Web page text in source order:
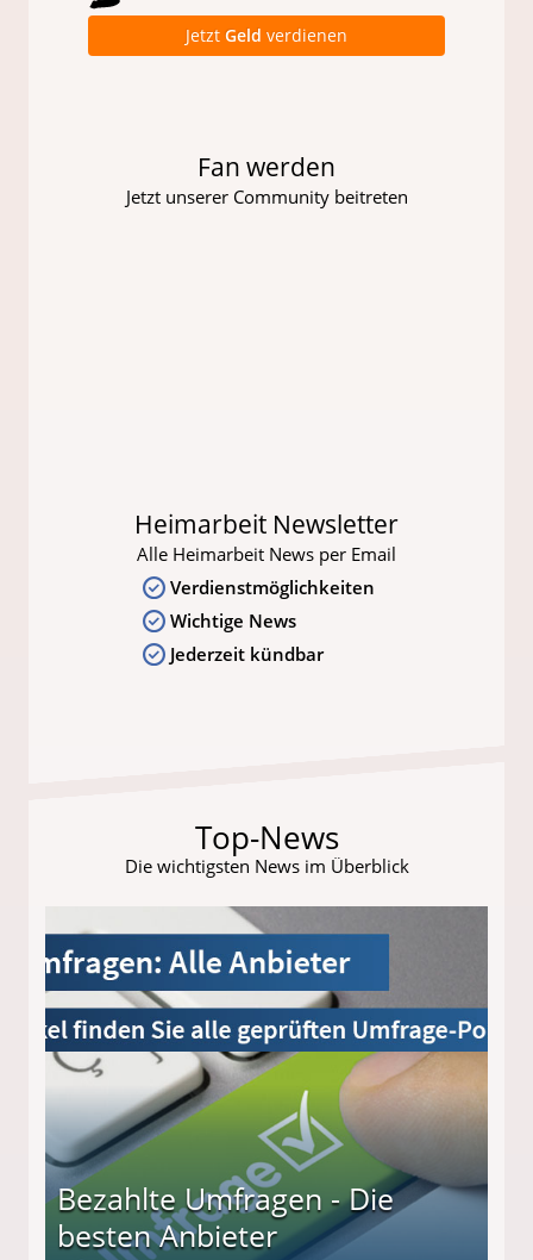
Jetzt Geld verdienen
Fan werden
Jetzt unserer Community beitreten
Heimarbeit Newsletter
Alle Heimarbeit News per Email
Verdienstmöglichkeiten
Wichtige News
Jederzeit kündbar
Top-News
Die wichtigsten News im Überblick
Bezahlte Umfragen - Die
besten Anbieter